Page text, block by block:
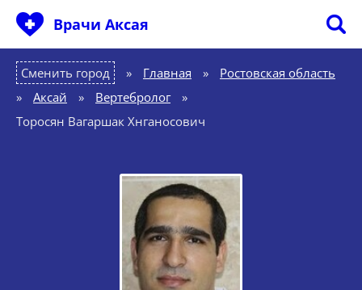
Врачи Аксая
Сменить город Главная »
Ростовская область
»
Аксай » Вертебролог
»
Торосян Вагаршак Хнганосович